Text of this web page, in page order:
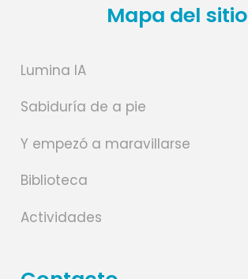
Mapa del sitio
Lumina IA
Sabiduría de a pie
Y empezó a maravillarse
Biblioteca
Actividades